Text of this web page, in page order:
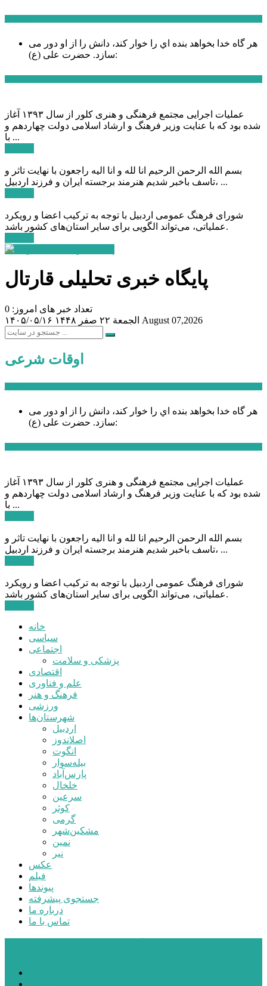
هر گاه خدا بخواهد بنده اي را خوار كند، دانش را از او دور می
سازد.حضرت علی (ع):
عملیات اجرایی مجتمع فرهنگی و هنری کلور از سال ۱۳۹۳ آغاز
شده بود که با عنایت وزیر فرهنگ و ارشاد اسلامی دولت چهاردهم و
با ...
بسم الله الرحمن الرحیم انا لله و انا الیه راجعون با نهایت تاثر و
تاسف باخبر شدیم هنرمند برجسته ایران و فرزند اردبیل، ...
شورای فرهنگ عمومی اردبیل با توجه به ترکیب اعضا و رویکرد
عملیاتی، می‌تواند الگویی برای سایر استان‌های کشور باشد.
پایگاه خبری تحلیلی قارتال
تعداد خبر های امروز: 0
۱۴۰۵/۰۵/۱۶
الجمعة ۲۲ صفر ۱۴۴۸ August 07,2026
اوقات شرعی
هر گاه خدا بخواهد بنده اي را خوار كند، دانش را از او دور می
سازد.حضرت علی (ع):
عملیات اجرایی مجتمع فرهنگی و هنری کلور از سال ۱۳۹۳ آغاز
شده بود که با عنایت وزیر فرهنگ و ارشاد اسلامی دولت چهاردهم و
با ...
بسم الله الرحمن الرحیم انا لله و انا الیه راجعون با نهایت تاثر و
تاسف باخبر شدیم هنرمند برجسته ایران و فرزند اردبیل، ...
شورای فرهنگ عمومی اردبیل با توجه به ترکیب اعضا و رویکرد
عملیاتی، می‌تواند الگویی برای سایر استان‌های کشور باشد.
خانه
سیاسی
اجتماعی
پزشکی و سلامت
اقتصادی
علم و فناوری
فرهنگ و هنر
ورزشی
شهرستان‌ها
اردبیل
اصلاندوز
انگوت
بیله‌سوار
پارس‌آباد
خلخال
سرعین
کوثر
گرمی
مشکین‌شهر
نمین
نیر
عکس
فیلم
پیوندها
جستجوی پیشرفته
درباره ما
تماس با ما